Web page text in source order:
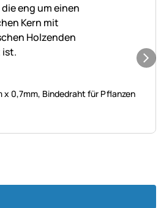
abgegeben
x 0,7mm, Bindedraht für Pflanzen